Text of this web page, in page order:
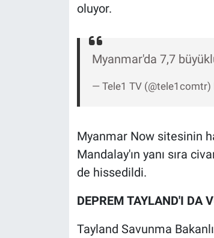
oluyor.
Myanmar'da 7,7
— Tele1 TV (@tele1comtr)
Myanmar Now sitesinin
Mandalay'ın yanı sıra
de hissedildi.
DEPREM TAYLAND'I DA
Tayland Savunma
Türkiye'nin Geleceği
Türkiye'nin Gündemi
Yerel Yaşam
Canlı Yayın